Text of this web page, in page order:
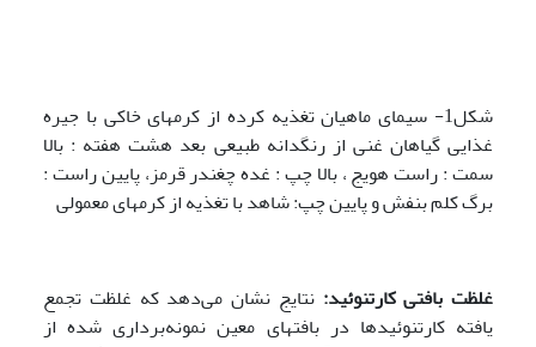
شکل1- سیمای ماهیان تغذیه کرده از کرمهای خاکی با جیره
غذایی گیاهان غنی از رنگدانه طبیعی بعد هشت هفته : بالا
سمت : راست هویج ، بالا چپ : غده چغندر قرمز، پایین راست :
برگ کلم بنفش و پایین چپ: شاهد با تغذیه از کرمهای معمولی
غلظت بافتی کارتنوئید:نتایج نشان می‌دهد که غلظت تجمع
یافته کارتنوئیدها در بافتهای معین نمونه‌برداری شده از